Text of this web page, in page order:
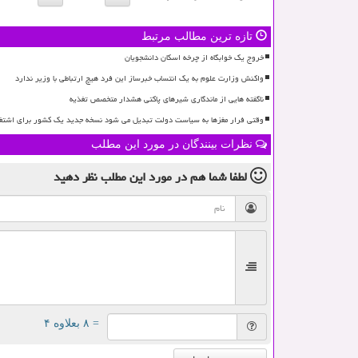
تازه ترین مطالب مرتبط
خروج یک خوابگاه از چرخه اسکان دانشجویان
واکنش وزارت علوم به یک انتساب خبرساز این فرد هیچ ارتباطی با وزیر ندارد
ناگفته هایی از ماندگاری شیرهای پاکتی هشدار متخصص تغذیه
وقتی فرار مغزها به سیاست دولت تبدیل می شود نسخه جدید یک کشور برای
نظرات بینندگان در مورد این مطلب
لطفا شما همدر مورد این مطلبنظر دهید
= ۸ بعلاوه ۴